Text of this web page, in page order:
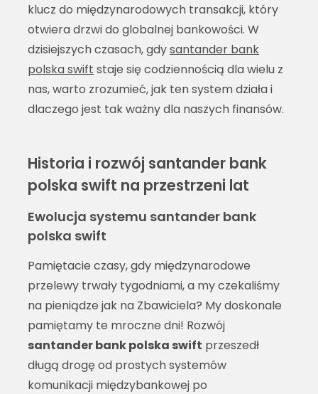
klucz do międzynarodowych transakcji, który
otwiera drzwi do globalnej bankowości. W
dzisiejszych czasach, gdysantander bank
polska swift staje się codziennością dla wielu z
nas, warto zrozumieć, jak ten system działa i
dlaczego jest tak ważny dla naszych finansów.
Historia i rozwój santander bank
polska swift na przestrzeni lat
Ewolucja systemu santander bank
polska swift
Pamiętacie czasy, gdy międzynarodowe
przelewy trwały tygodniami, a my czekaliśmy
na pieniądze jak na Zbawiciela? My doskonale
pamiętamy te mroczne dni! Rozwój
santander bank polska swift przeszedł
długą drogę od prostych systemów
komunikacji międzybankowej po